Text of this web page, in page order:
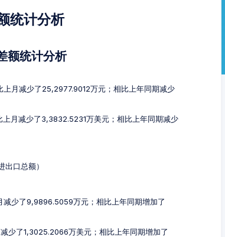
统计分析
额统计分析
月减少了25,2977.9012万元；相比上年同期减少
月减少了3,3832.5231万美元；相比上年同期减少
出口总额）
少了9,9896.5059万元；相比上年同期增加了
少了1,3025.2066万美元；相比上年同期增加了